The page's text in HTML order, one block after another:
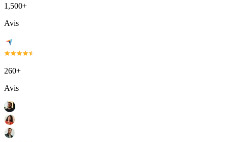
1,500+
Avis
260+
Avis